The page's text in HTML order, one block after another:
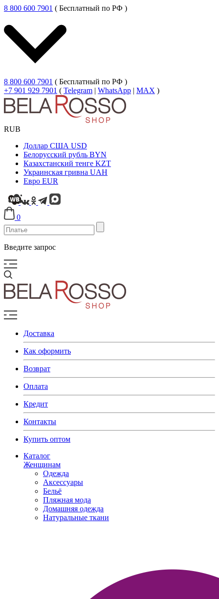
8 800 600 7901 ( Бесплатный по РФ )
8 800 600 7901 ( Бесплатный по РФ )
+7 901 929 7901 ( Telegram | WhatsApp | MAX )
RUB
Доллар США USD
Белорусский рубль BYN
Казахстанский тенге KZT
Украинская гривна UAH
Евро EUR
0
Введите запрос
Доставка
Как оформить
Возврат
Оплата
Кредит
Контакты
Купить оптом
Каталог
Женщинам
Одежда
Аксессуары
Бельё
Пляжная мода
Домашняя одежда
Натуральные ткани